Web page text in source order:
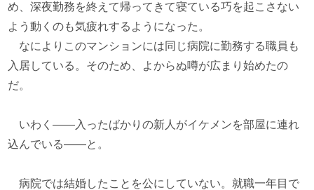
め、深夜勤務を終えて帰ってきて寝ている巧を起こさない
よう動くのも気疲れするようになった。
なによりこのマンションには同じ病院に勤務する職員も
入居している。そのため、よからぬ噂が広まり始めたの
だ。
いわく――入ったばかりの新人がイケメンを部屋に連れ
込んでいる――と。
病院では結婚したことを公にしていない。就職一年目で